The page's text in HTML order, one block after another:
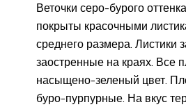
Веточки серо-бурого
покрыты красочными
среднего размера. Листики
заостренные на краях. Все
насыщено-зеленый цвет.
буро-пурпурные. На вкус